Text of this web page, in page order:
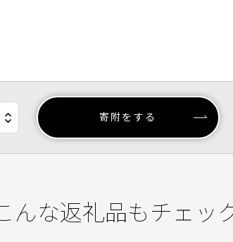
寄附をする
んな返礼品もチェッ